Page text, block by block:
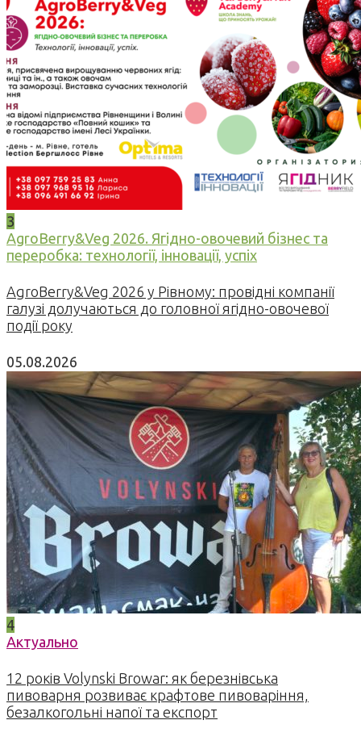
3
AgroBerry&Veg 2026. Ягідно-овочевий бізнес та
переробка: технології, інновації, успіх
AgroBerry&Veg 2026 у Рівному: провідні компанії
галузі долучаються до головної ягідно-овочевої
події року
05.08.2026
4
Актуально
12 років Volynski Browar: як березнівська
пивоварня розвиває крафтове пивоваріння,
безалкогольні напої та експорт